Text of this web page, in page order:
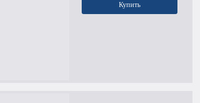
Купить